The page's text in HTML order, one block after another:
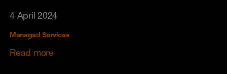
4 April 2024
Managed Services
Read more